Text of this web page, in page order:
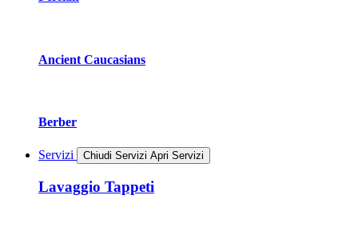
Ancient Caucasians
Berber
Servizi Chiudi Servizi Apri Servizi
Lavaggio Tappeti